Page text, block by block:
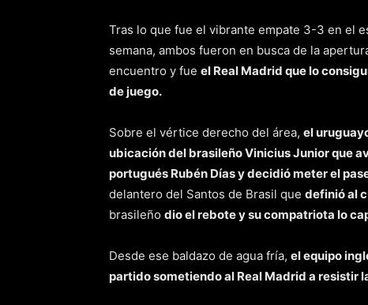
Tras lo que fue el vibrante empate 3-3 en el
semana, ambos fueron en busca de la
encuentro y fue el Real Madrid que lo
de juego.
Sobre el vértice derecho del área, el
ubicación del brasileño Vinicius Junior que
portugués Rubén Días y decidió meter el
delantero del Santos de Brasil que definió al
brasileño dio el rebote y su compatriota lo
Desde ese baldazo de agua fría, el equipo
partido sometiendo al Real Madrid a resistir